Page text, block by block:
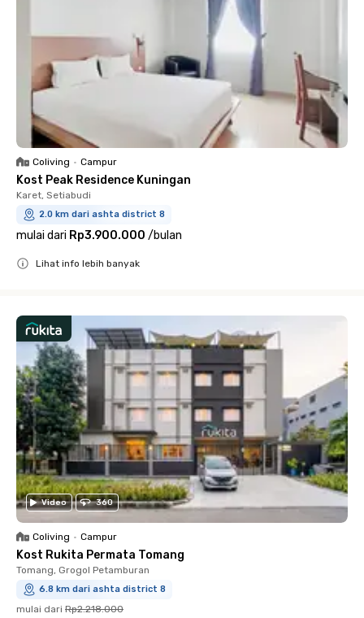
Coliving • Campur
Kost Peak Residence Kuningan
Karet, Setiabudi
2.0 km dari ashta district 8
mulai dari Rp3.900.000 /bulan
Lihat info lebih banyak
Video 360
Coliving • Campur
Kost Rukita Permata Tomang
Tomang, Grogol Petamburan
6.8 km dari ashta district 8
mulai dari Rp2.218.000